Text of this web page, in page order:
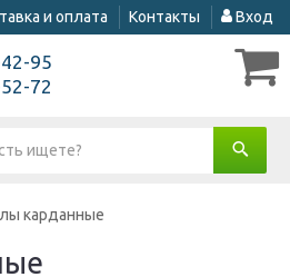
и оплата Контакты Вход
95
72
карданные